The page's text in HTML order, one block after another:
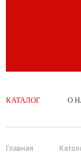
КАТАЛОГ О
Главная